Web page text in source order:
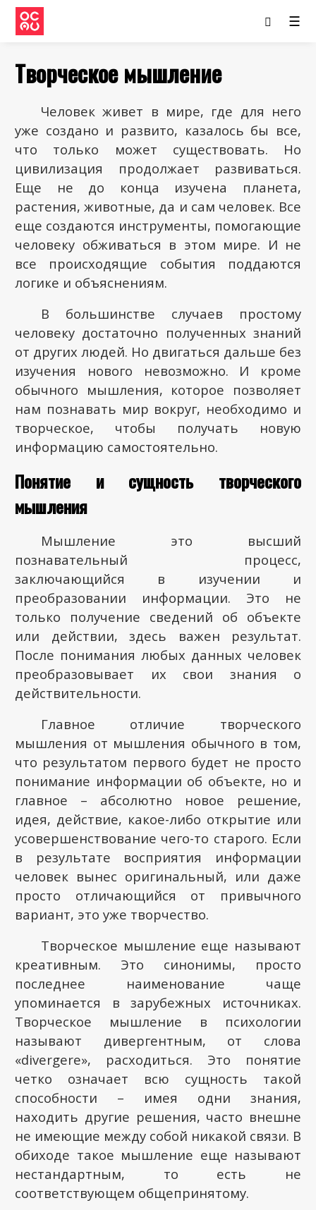
☰
Творческое мышление
Человек живет в мире, где для него
уже создано и развито, казалось бы все,
что только может существовать. Но
цивилизация продолжает развиваться.
Еще не до конца изучена планета,
растения, животные, да и сам человек. Все
еще создаются инструменты, помогающие
человеку обживаться в этом мире. И не
все происходящие события поддаются
логике и объяснениям.
В большинстве случаев простому
человеку достаточно полученных знаний
от других людей. Но двигаться дальше без
изучения нового невозможно. И кроме
обычного мышления, которое позволяет
нам познавать мир вокруг, необходимо и
творческое, чтобы получать новую
информацию самостоятельно.
Понятие и сущность творческого
мышления
Мышление это высший
познавательный процесс,
заключающийся в изучении и
преобразовании информации. Это не
только получение сведений об объекте
или действии, здесь важен результат.
После понимания любых данных человек
преобразовывает их свои знания о
действительности.
Главное отличие творческого
мышления от мышления обычного в том,
что результатом первого будет не просто
понимание информации об объекте, но и
главное – абсолютно новое решение,
идея, действие, какое-либо открытие или
усовершенствование чего-то старого. Если
в результате восприятия информации
человек вынес оригинальный, или даже
просто отличающийся от привычного
вариант, это уже творчество.
Творческое мышление еще называют
креативным. Это синонимы, просто
последнее наименование чаще
упоминается в зарубежных источниках.
Творческое мышление в психологии
называют дивергентным, от слова
«divergere», расходиться. Это понятие
четко означает всю сущность такой
способности – имея одни знания,
находить другие решения, часто внешне
не имеющие между собой никакой связи. В
обиходе такое мышление еще называют
нестандартным, то есть не
соответствующем общепринятому.